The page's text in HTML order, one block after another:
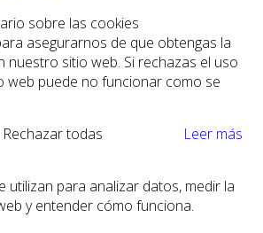
sobre las cookies
asegurarnos de que obtengas la
nuestro sitio web. Si rechazas el uso
web puede no funcionar como se
Rechazar todas
Leer más
utilizan para analizar datos, medir la
y entender cómo funciona.